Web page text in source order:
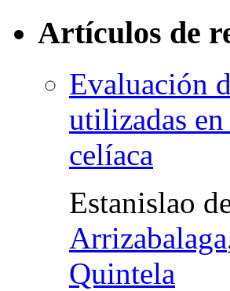
Artículos de
Evaluación
utilizadas
celíaca
Estanislao
Arrizabalaga
Quintela